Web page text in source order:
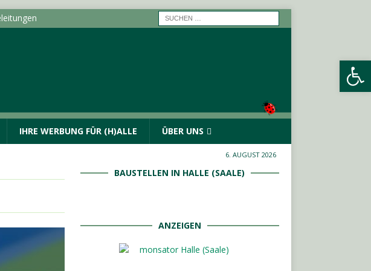
Werkzeugleiste öffnen
Anhalt
TOPMELDUNG
IHRE WERBUNG FÜR (H)ALLE ÜBER UNS
6. AUGUST 2026
BAUSTELLEN IN HALLE (SAALE)
ANZEIGEN